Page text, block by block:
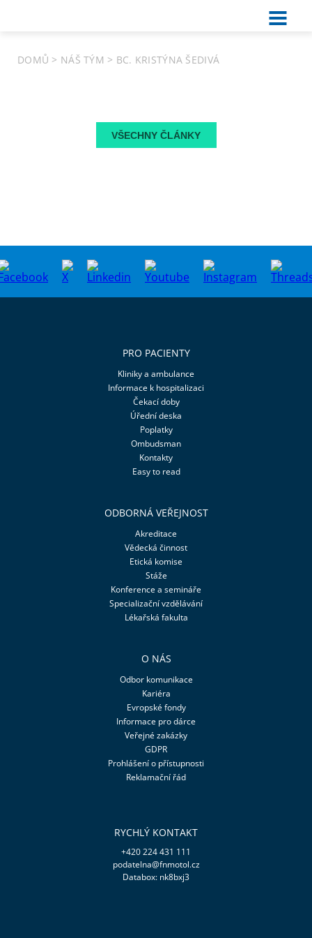
DOMŮ > NÁŠ TÝM > BC. KRISTÝNA ŠEDIVÁ
VŠECHNY ČLÁNKY
PRO PACIENTY
Kliniky a ambulance
Informace k hospitalizaci
Čekací doby
Úřední deska
Poplatky
Ombudsman
Kontakty
Easy to read
ODBORNÁ VEŘEJNOST
Akreditace
Vědecká činnost
Etická komise
Stáže
Konference a semináře
Specializační vzdělávání
Lékařská fakulta
O NÁS
Odbor komunikace
Kariéra
Evropské fondy
Informace pro dárce
Veřejné zakázky
GDPR
Prohlášení o přístupnosti
Reklamační řád
RYCHLÝ KONTAKT
+420 224 431 111
podatelna@fnmotol.cz
Databox: nk8bxj3